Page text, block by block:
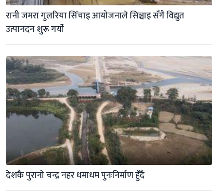
रानी जमरा गुलरिया सिँचाइ आयोजनाले सिञ्चाइ सँगै विद्युत
उत्पानदन शुरू गर्याे
देशकै पुरानो चन्द्र नहर धमाधम पुनःनिर्माण हुँदै